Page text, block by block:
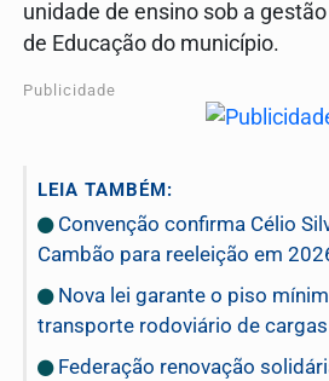
unidade de ensino sob a
de Educação do município.
Publicidade
LEIA TAMBÉM:
Convenção confirma Célio
Cambão para reeleição em
Nova lei garante o piso
transporte rodoviário de cargas
Federação renovação